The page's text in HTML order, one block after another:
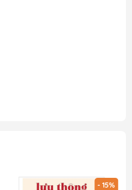
- 15%